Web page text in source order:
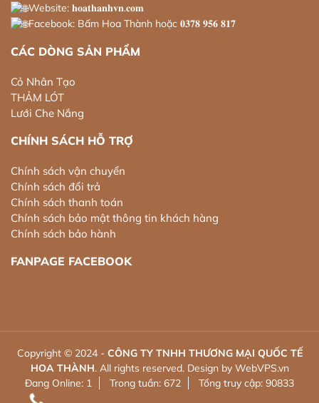
Website: 𝐡𝐨𝐚𝐭𝐡𝐚𝐧𝐡𝐯𝐧.𝐜𝐨𝐦
Facebook: Bấm Hoa Thành hoặc 𝟎𝟑𝟕𝟖 𝟗𝟓𝟔 𝟖𝟏𝟕
CÁC DÒNG SẢN PHẨM
Cỏ Nhân Tạo
THẢM LÓT
Lưới Che Nắng
CHÍNH SÁCH HỖ TRỢ
Chính sách vận chuyển
Chính sách đổi trả
Chính sách thanh toán
Chính sách bảo mật thông tin khách hàng
Chính sách bảo hành
FANPAGE FACEBOOK
Copyright © 2024 - CÔNG TY TNHH THƯƠNG MẠI QUỐC TẾ
HOA THÀNH. All rights reserved. Design by WebVPS.vn
Đang Online: 1
Trong tuần: 672 Tổng truy cập: 90833